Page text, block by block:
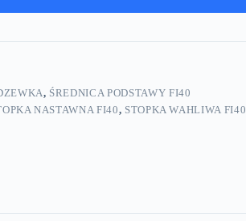
, ŚREDNICA PODSTAWY FI40
NASTAWNA FI40, STOPKA WAHLIWA FI40